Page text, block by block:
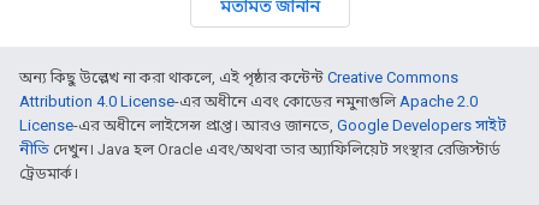
মতামত জানান
অন্য কিছু উল্লেখ না করা থাকলে, এই পৃষ্ঠার কন্টেন্ট Creative Commons
Attribution 4.0 License-এর অধীনে এবং কোডের নমুনাগুলিApache 2.0
License-এর অধীনে লাইসেন্স প্রাপ্ত। আরও জানতে, Google Developers সাইট
নীতি দেখুন। Java হল Oracle এবং/অথবা তার অ্যাফিলিয়েট সংস্থার রেজিস্টার্ড
ট্রেডমার্ক।